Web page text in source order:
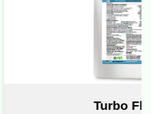
Turbo